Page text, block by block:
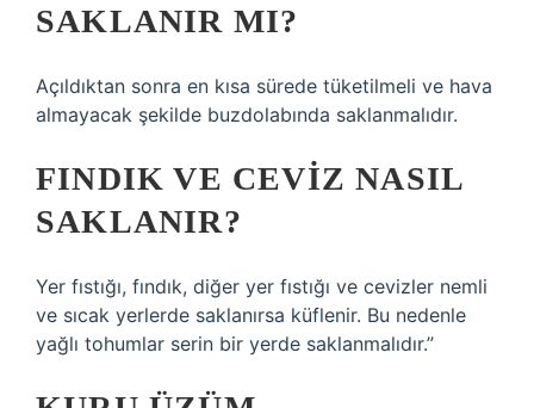
SAKLANIR MI?
Açıldıktan sonra en kısa sürede tüketilmeli ve hava
almayacak şekilde buzdolabında saklanmalıdır.
FINDIK VE CEVIZ NASIL
SAKLANIR?
Yer fıstığı, fındık, diğer yer fıstığı ve cevizler nemli
ve sıcak yerlerde saklanırsa küflenir. Bu nedenle
yağlı tohumlar serin bir yerde saklanmalıdır.”